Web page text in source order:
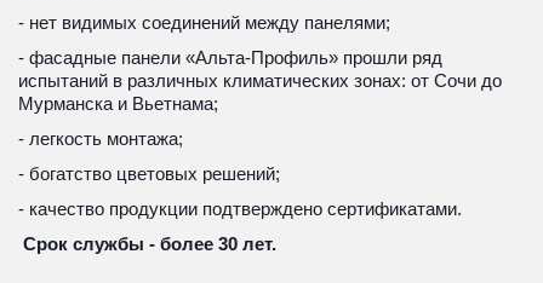
- нет видимых соединений между панелями;
- фасадные панели «Альта-Профиль» прошли ряд
испытаний в различных климатических зонах: от Сочи до
Мурманска и Вьетнама;
- легкость монтажа;
- богатство цветовых решений;
- качество продукции подтверждено сертификатами.
Срок службы - более 30 лет.